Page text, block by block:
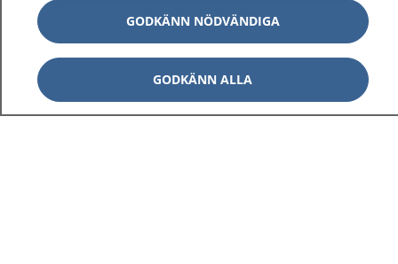
1177 på flera språk Visa
GODKÄNN NÖDVÄNDIGA
GODKÄNN ALLA